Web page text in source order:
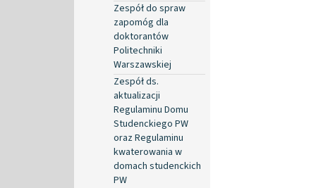
Zespół do spraw
zapomóg dla
doktorantów
Politechniki
Warszawskiej
Zespół ds.
aktualizacji
Regulaminu Domu
Studenckiego PW
oraz Regulaminu
kwaterowania w
domach studenckich
PW